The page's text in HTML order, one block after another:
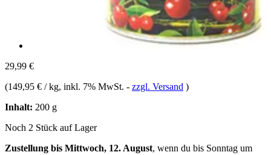
29,99 €
(149,95 € / kg, inkl. 7% MwSt. - zzgl. Versand )
Inhalt: 200 g
Noch 2 Stück auf Lager
Zustellung bis Mittwoch, 12. August, wenn du bis Sonntag um